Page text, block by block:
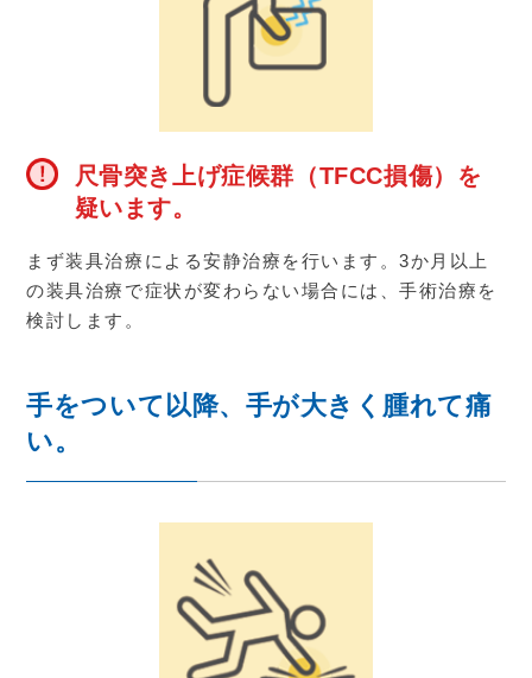
尺骨突き上げ症候群（TFCC損傷）を
疑います。
まず装具治療による安静治療を行います。3か月以上
の装具治療で症状が変わらない場合には、手術治療を
検討します。
手をついて以降、手が大きく腫れて痛
い。